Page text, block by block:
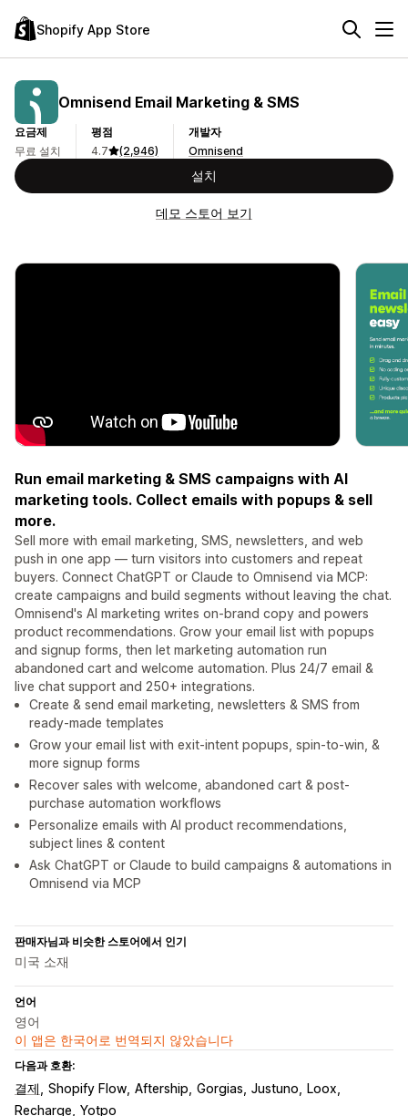
Shopify App Store
Omnisend Email Marketing & SMS
요금제
무료 설치
평점
4.7
(2,946)
개발자
Omnisend
설치
데모 스토어 보기
Run email marketing & SMS campaigns with AI
marketing tools. Collect emails with popups & sell
more.
Sell more with email marketing, SMS, newsletters, and web
push in one app — turn visitors into customers and repeat
buyers. Connect ChatGPT or Claude to Omnisend via MCP:
create campaigns and build segments without leaving the chat.
Omnisend's AI marketing writes on-brand copy and powers
product recommendations. Grow your email list with popups
and signup forms, then let marketing automation run
abandoned cart and welcome automation. Plus 24/7 email &
live chat support and 250+ integrations.
Create & send email marketing, newsletters & SMS from
ready-made templates
Grow your email list with exit-intent popups, spin-to-win, &
more signup forms
Recover sales with welcome, abandoned cart & post-
purchase automation workflows
Personalize emails with AI product recommendations,
subject lines & content
Ask ChatGPT or Claude to build campaigns & automations in
Omnisend via MCP
판매자님과 비슷한 스토어에서 인기
미국 소재
언어
영어
이 앱은 한국어로 번역되지 않았습니다
다음과 호환:
결제 Shopify Flow Aftership Gorgias Justuno
Loox
Recharge Yotpo